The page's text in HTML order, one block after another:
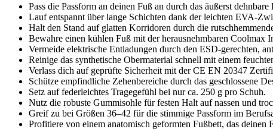
Pass die Passform an deinen Fuß an durch das äußerst
Lauf entspannt über lange Schichten dank der leichten EVA-
Halt den Stand auf glatten Korridoren durch die
Bewahre einen kühlen Fuß mit der herausnehmbaren Coolmax
Vermeide elektrische Entladungen durch den ESD-gerechten,
Reinige das synthetische Obermaterial schnell mit einem
Verlass dich auf geprüfte Sicherheit mit der CE EN 20347
Schütze empfindliche Zehenbereiche durch das geschlossene
Setz auf federleichtes Tragegefühl bei nur ca. 250 g pro Schuh.
Nutz die robuste Gummisohle für festen Halt auf nassen und
Greif zu bei Größen 36–42 für die stimmige Passform im
Profitiere von einem anatomisch geformten Fußbett, das deinen